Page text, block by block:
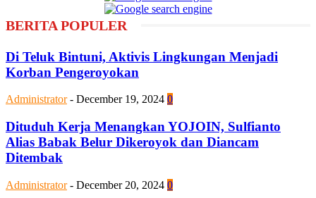
BERITA POPULER
Di Teluk Bintuni, Aktivis Lingkungan Menjadi
Korban Pengeroyokan
Administrator - December 19, 2024 0
Dituduh Kerja Menangkan YOJOIN, Sulfianto
Alias Babak Belur Dikeroyok dan Diancam
Ditembak
Administrator - December 20, 2024 0